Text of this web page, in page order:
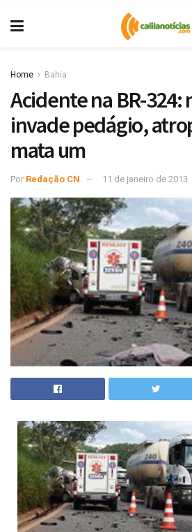
Home Bahia
Acidente na BR-324:
invade pedágio,
mata um
Por Redação CN 11 de janeiro de 2013